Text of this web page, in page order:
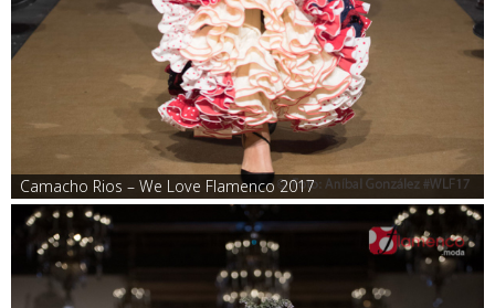
Camacho Rios – We Love Flamenco 2017